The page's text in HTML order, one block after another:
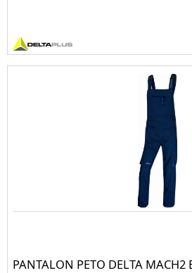
PANTALON PETO DELTA MACH2